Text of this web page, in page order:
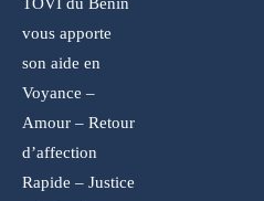
vous apporte
son aide en
Voyance –
Amour – Retour
d’affection
Rapide – Justice